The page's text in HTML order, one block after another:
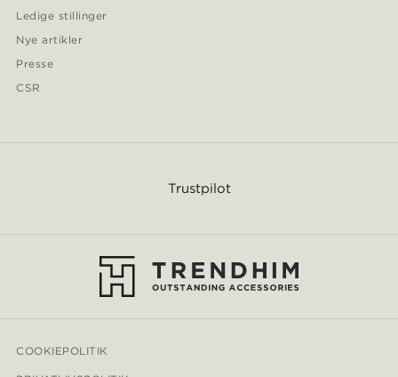
Ledige stillinger
Nye artikler
Presse
CSR
Trustpilot
COOKIEPOLITIK